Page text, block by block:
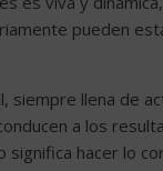
pueden
siempre llena de
a los
significa hacer lo